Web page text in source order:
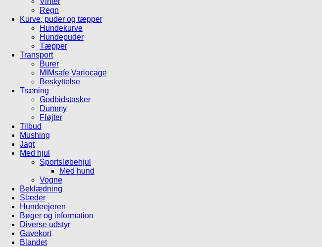
Regn
Kurve, puder og tæpper
Hundekurve
Hundepuder
Tæpper
Transport
Burer
MIMsafe Variocage
Beskyttelse
Træning
Godbidstasker
Dummy
Fløjter
Tilbud
Mushing
Jagt
Med hjul
Sportsløbehjul
Med hund
Vogne
Beklædning
Slæder
Hundeejeren
Bøger og information
Diverse udstyr
Gavekort
Blandet